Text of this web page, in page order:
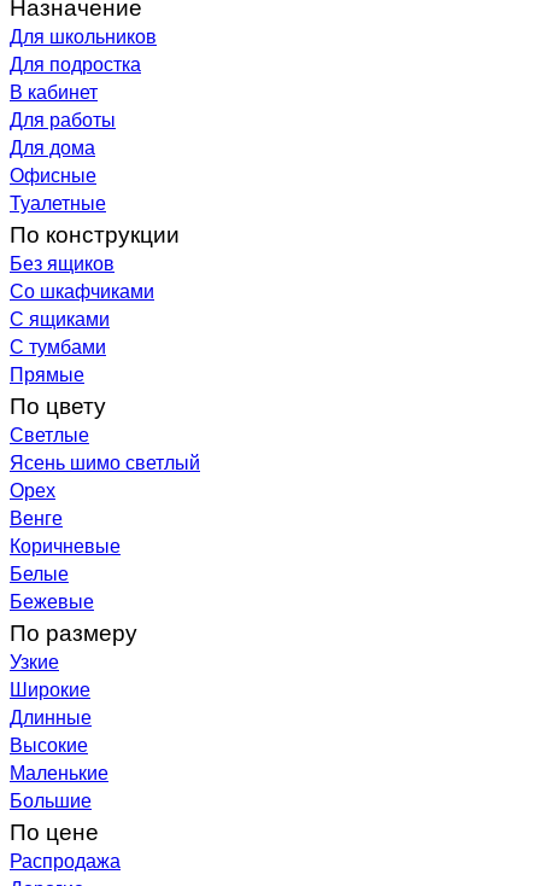
Для школьников
Для подростка
В кабинет
Для работы
Для дома
Офисные
Туалетные
По конструкции
Без ящиков
Со шкафчиками
С ящиками
С тумбами
Прямые
По цвету
Светлые
Ясень шимо светлый
Орех
Венге
Коричневые
Белые
Бежевые
По размеру
Узкие
Широкие
Длинные
Высокие
Маленькие
Большие
По цене
Распродажа